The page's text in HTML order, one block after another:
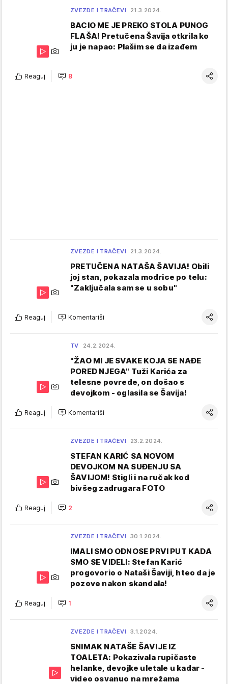
ZVEZDE I TRAČEVI 21.3.2024.
BACIO ME JE PREKO STOLA PUNOG
FLAŠA! Pretučena Šavija otkrila ko
ju je napao: Plašim se da izađem
Reaguj 8
ZVEZDE I TRAČEVI 21.3.2024.
PRETUČENA NATAŠA ŠAVIJA! Obili
joj stan, pokazala modrice po telu:
"Zaključala sam se u sobu"
Reaguj Komentariši
TV 24.2.2024.
"ŽAO MI JE SVAKE KOJA SE NAĐE
PORED NJEGA" Tuži Karića za
telesne povrede, on došao s
devojkom - oglasila se Šavija!
Reaguj Komentariši
ZVEZDE I TRAČEVI 23.2.2024.
STEFAN KARIĆ SA NOVOM
DEVOJKOM NA SUĐENJU SA
ŠAVIJOM! Stigli i na ručak kod
bivšeg zadrugara FOTO
Reaguj 2
ZVEZDE I TRAČEVI 30.1.2024.
IMALI SMO ODNOSE PRVI PUT KADA
SMO SE VIDELI: Stefan Karić
progovorio o Nataši Šaviji, hteo da je
pozove nakon skandala!
Reaguj 1
ZVEZDE I TRAČEVI 3.1.2024.
SNIMAK NATAŠE ŠAVIJE IZ
TOALETA: Pokazivala rupičaste
helanke, devojke uletale u kadar -
video osvanuo na mrežama